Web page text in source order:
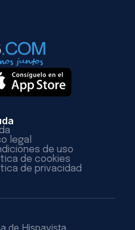
legal
de uso
de cookies
de privacidad
de Hispavista